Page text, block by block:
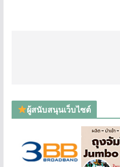
ผู้สนับสนุนเว็บไซต์